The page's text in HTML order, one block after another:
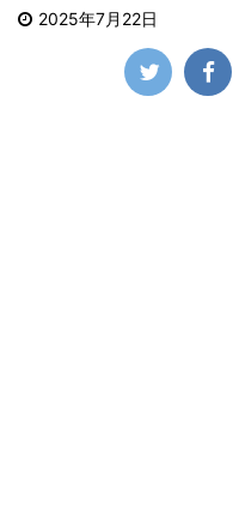
2025年7月22日